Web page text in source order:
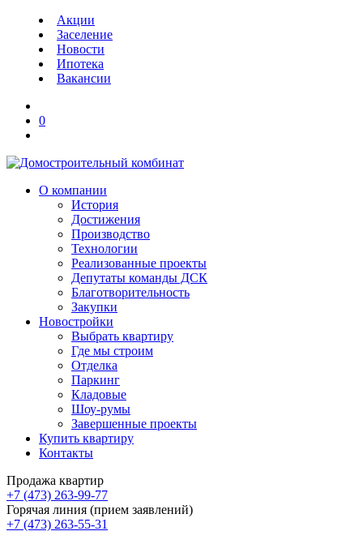
Акции
Заселение
Новости
Ипотека
Вакансии
0
О компании
История
Достижения
Производство
Технологии
Реализованные проекты
Депутаты команды ДСК
Благотворительность
Закупки
Новостройки
Выбрать квартиру
Где мы строим
Отделка
Паркинг
Кладовые
Шоу-румы
Завершенные проекты
Купить квартиру
Контакты
Продажа квартир
+7 (473) 263-99-77
Горячая линия (прием заявлений)
+7 (473) 263-55-31